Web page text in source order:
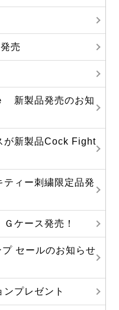
売
新製品発売のお知
が新製品Cock Fight
ティー刺繍限定品発
ケース発売！
セールのお知らせ
プレゼント